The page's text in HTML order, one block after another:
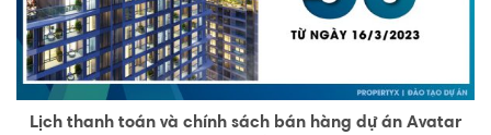
Lịch thanh toán và chính sách bán hàng dự án Avatar